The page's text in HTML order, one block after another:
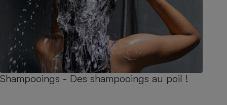
Shampooings - Des shampooings au poil !